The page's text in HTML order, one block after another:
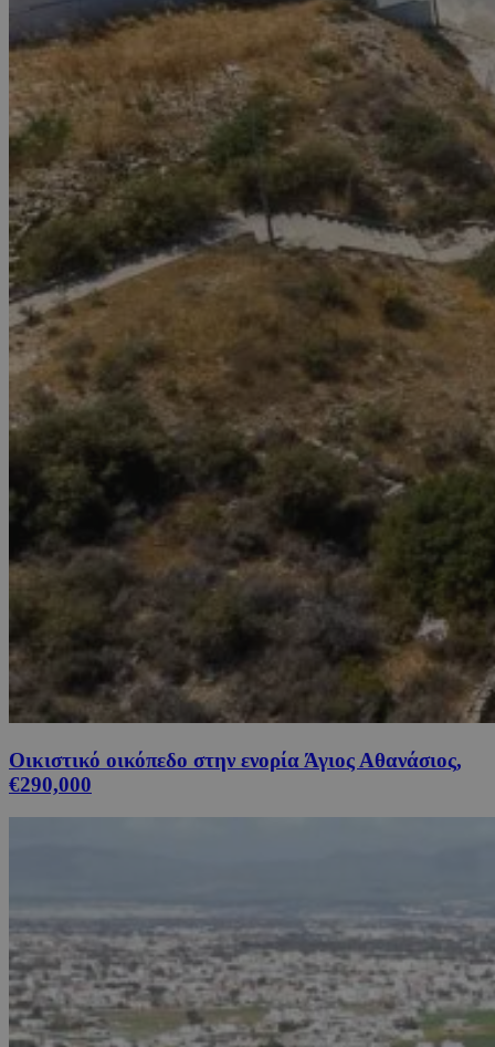
Οικιστικό οικόπεδο στην ενορία Άγιος Αθανάσιος,
€290,000